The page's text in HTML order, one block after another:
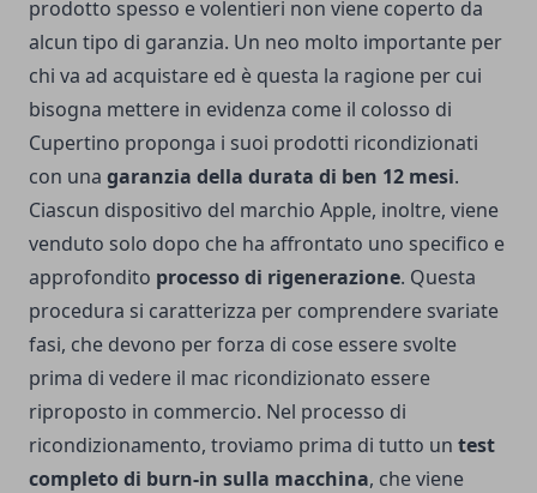
prodotto spesso e volentieri non viene coperto da
alcun tipo di garanzia. Un neo molto importante per
chi va ad acquistare ed è questa la ragione per cui
bisogna mettere in evidenza come il colosso di
Cupertino proponga i suoi prodotti ricondizionati
con una garanzia della durata di ben 12 mesi.
Ciascun dispositivo del marchio Apple, inoltre, viene
venduto solo dopo che ha affrontato uno specifico e
approfondito processo di rigenerazione. Questa
procedura si caratterizza per comprendere svariate
fasi, che devono per forza di cose essere svolte
prima di vedere il mac ricondizionato essere
riproposto in commercio. Nel processo di
ricondizionamento, troviamo prima di tutto un test
completo di burn-in sulla macchina, che viene